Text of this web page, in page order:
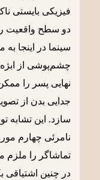
فیزیکی بایستی
دو سطح واقعیت
سینما در اینجا
چشم‌پوشی از
نهایی پسر را
جدایی بدن از
سازد. این تشابه
نامرئی چهارم
تماشاگر را
در چنین اشتیاقی